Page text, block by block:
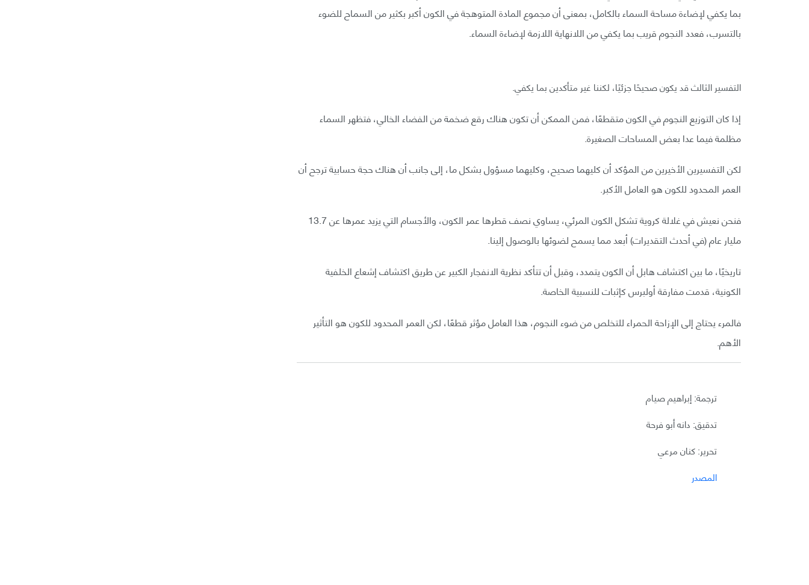
بما يكفي لإضاءة مساحة السماء بالكامل، بمعنى أن مجموع المادة المتوهجة في الكون أكبر بكثير من السماح للضوء
بالتسرب، فعدد النجوم قريب بما يكفي من اللانهاية اللازمة لإضاءة السماء.
التفسير الثالث قد يكون صحيحًا جزئيًا، لكننا غير متأكدين بما يكفي.
إذا كان التوزيع النجوم في الكون متقطعًا، فمن الممكن أن تكون هناك رقع ضخمة من الفضاء الخالي، فتظهر السماء
مظلمة فيما عدا بعض المساحات الصغيرة.
لكن التفسيرين الأخيرين من المؤكد أن كليهما صحيح، وكليهما مسؤول بشكل ما، إلى جانب أن هناك حجة حسابية ترجح أن
العمر المحدود للكون هو العامل الأكبر.
فنحن نعيش في غلالة كروية تشكل الكون المرئي، يساوي نصف قطرها عمر الكون، والأجسام التي يزيد عمرها عن 13.7
مليار عام (في أحدث التقديرات) أبعد مما يسمح لضوئها بالوصول إلينا.
تاريخيًا، ما بين اكتشاف هابل أن الكون يتمدد، وقبل أن تتأكد نظرية الانفجار الكبير عن طريق اكتشاف إشعاع الخلفية
الكونية، قدمت مفارقة أولبرس كإثبات للنسبية الخاصة.
فالمرء يحتاج إلى الإزاحة الحمراء للتخلص من ضوء النجوم، هذا العامل مؤثر قطعًا، لكن العمر المحدود للكون هو التأثير
الأهم.
ترجمة: إبراهيم صيام
تدقيق: دانه أبو فرحة
تحرير: كنان مرعي
المصدر